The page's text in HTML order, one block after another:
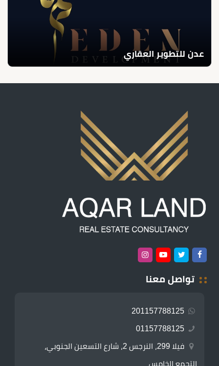
عدن للتطوير العقاري
تواصل معنا
201157788125
01157788125
فيلا 299، النرجس 2، شارع التسعين الجنوبي،
التجمع الخامس